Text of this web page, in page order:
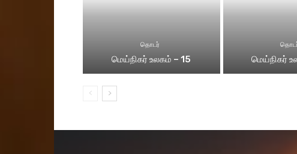
தொடர்
மெய்நிகர் உலகம் – 15 மெய்நிகர்